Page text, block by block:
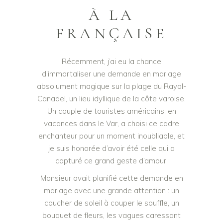
À LA
FRANÇAISE
Récemment, j’ai eu la chance
d’immortaliser une demande en mariage
absolument magique sur la plage du Rayol-
Canadel, un lieu idyllique de la côte varoise.
Un couple de touristes américains, en
vacances dans le Var, a choisi ce cadre
enchanteur pour un moment inoubliable, et
je suis honorée d’avoir été celle qui a
capturé ce grand geste d’amour.
Monsieur avait planifié cette demande en
mariage avec une grande attention : un
coucher de soleil à couper le souffle, un
bouquet de fleurs, les vagues caressant